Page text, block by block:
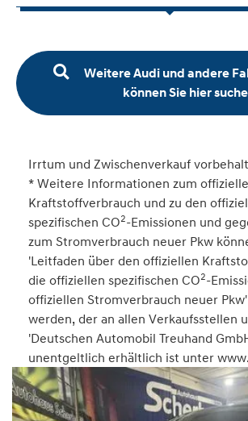
Weitere Audi und andere
können Sie hier
Irrtum und Zwischenverkauf
* Weitere Informationen zum
Kraftstoffverbrauch und zu den
spezifischen CO2-Emissionen und
zum Stromverbrauch neuer Pkw
'Leitfaden über den offiziellen
die offiziellen spezifischen CO2-
offiziellen Stromverbrauch neuer
werden, der an allen Verkaufsstellen
'Deutschen Automobil Treuhand
unentgeltlich erhältlich ist unter